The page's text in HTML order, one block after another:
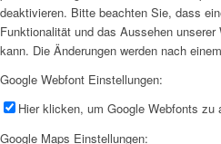
deaktivieren. Bitte beachten Sie, dass
Funktionalität und das Aussehen
kann. Die Änderungen werden nach
Google Webfont Einstellungen:
Hier klicken, um Google Webfonts zu
Google Maps Einstellungen: